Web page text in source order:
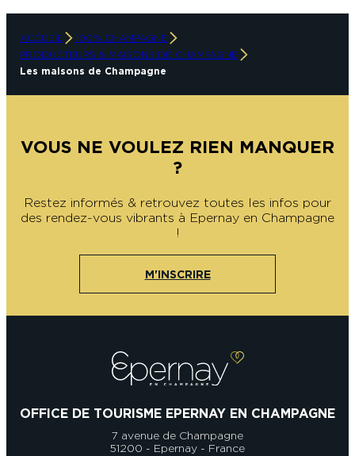
ACCUEIL
100% CHAMPAGNE
PRODUCTEURS & MAISONS DE CHAMPAGNE
Les maisons de Champagne
VOUS NE VOULEZ RIEN MANQUER
?
Restez informés & retrouvez toutes les infos pour
des rendez-vous vibrants à Epernay en Champagne
!
M'INSCRIRE
OFFICE DE TOURISME EPERNAY EN CHAMPAGNE
7 avenue de Champagne
51200 - Epernay - France